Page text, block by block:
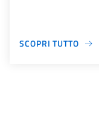
SCOPRI TUTTO